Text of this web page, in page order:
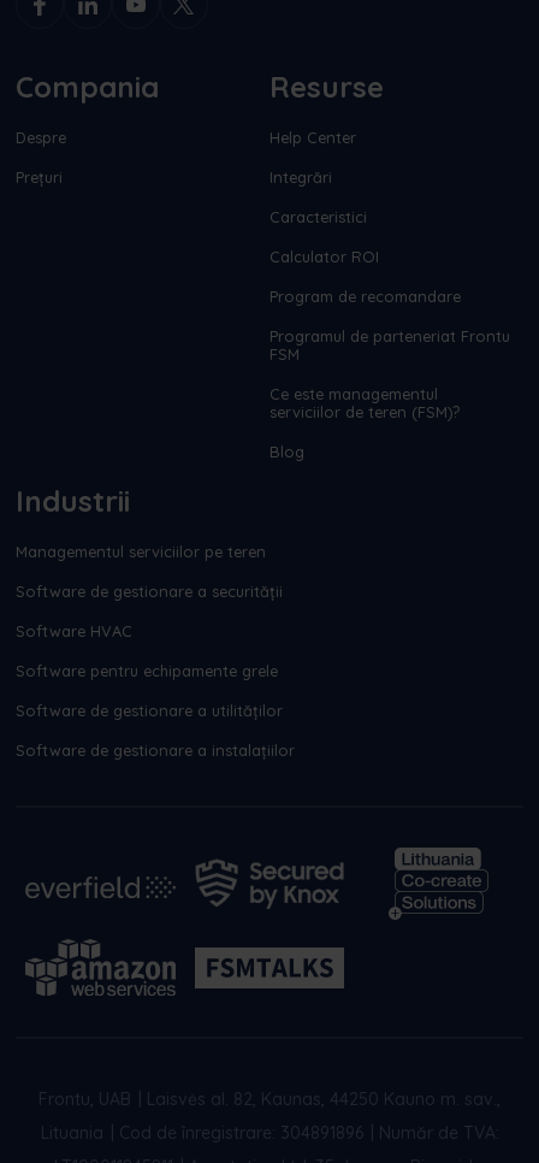
Compania
Despre
Prețuri
Resurse
Help Center
Integrări
Caracteristici
Calculator ROI
Program de recomandare
Programul de parteneriat Frontu
FSM
Ce este managementul
serviciilor de teren (FSM)?
Blog
Industrii
Managementul serviciilor pe teren
Software de gestionare a securității
Software HVAC
Software pentru echipamente grele
Software de gestionare a utilităților
Software de gestionare a instalațiilor
Frontu, UAB
Laisvės al. 82, Kaunas, 44250 Kauno m. sav.,
Lituania
Cod de înregistrare: 304891896
Număr de TVA: